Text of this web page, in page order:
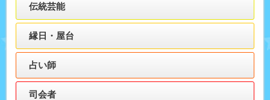
伝統芸能
縁日・屋台
占い師
司会者